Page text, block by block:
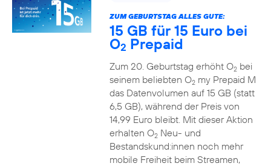
ZUM GEBURTSTAG ALLES GUTE:
15 GB für 15 Euro bei
O2 Prepaid
Zum 20. Geburtstag erhöht O2bei
seinem beliebten O2my Prepaid M
das Datenvolumen auf 15 GB (statt
6,5 GB), während der Preis von
14,99 Euro bleibt. Mit dieser Aktion
erhalten O2Neu- und
Bestandskund:innen noch mehr
mobile Freiheit beim Streamen,